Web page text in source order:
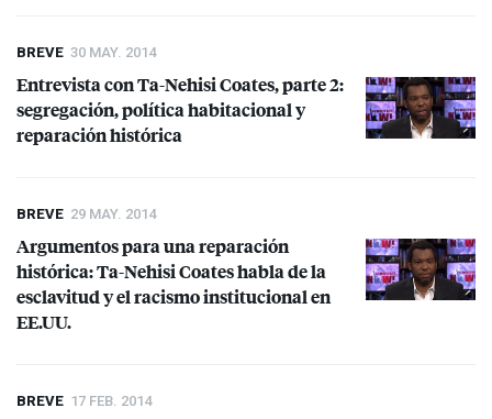
BREVE 30 MAY. 2014
Entrevista con Ta-Nehisi Coates, parte 2:
segregación, política habitacional y
reparación histórica
BREVE 29 MAY. 2014
Argumentos para una reparación
histórica: Ta-Nehisi Coates habla de la
esclavitud y el racismo institucional en
EE.UU.
BREVE 17 FEB. 2014